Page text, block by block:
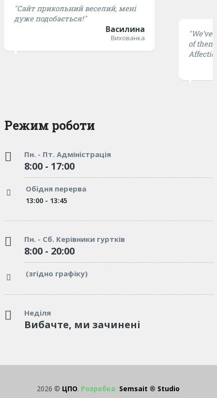
"Сайт прикольний веселий, мені
дуже подобається!"
Василина
Вихованка
of them
Режим роботи
Пн. - Пт. Адміністрація
8:00 - 17:00
Обідня перерва
13:00 - 13:45
Пн. - Сб. Керівники гуртків
8:00 - 20:00
(згідно графіку)
Неділя
Вибачте, ми зачинені
2026 © ЦПО. Розробка Semsait ® Studio